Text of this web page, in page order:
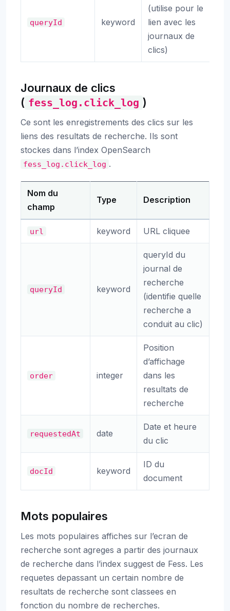
queryId keyword
(utilise pour le
lien avec les
journaux de
clics)
Journaux de clics
( fess_log.click_log )
Ce sont les enregistrements des clics sur les
liens des resultats de recherche. Ils sont
stockes dans l’index OpenSearch
fess_log.click_log .
Nom du
champ
Type Description
url keyword URL cliquee
queryId keyword
queryId du
journal de
recherche
(identifie quelle
recherche a
conduit au clic)
order integer
Position
d’affichage
dans les
resultats de
recherche
requestedAt date
Date et heure
du clic
docId keyword
ID du
document
Mots populaires
Les mots populaires affiches sur l’ecran de
recherche sont agreges a partir des journaux
de recherche dans l’index suggest de Fess. Les
requetes depassant un certain nombre de
resultats de recherche sont classees en
fonction du nombre de recherches.